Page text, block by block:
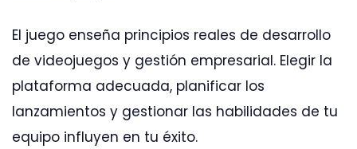
El juego enseña principios reales de desarrollo
de videojuegos y gestión empresarial. Elegir la
plataforma adecuada, planificar los
lanzamientos y gestionar las habilidades de tu
equipo influyen en tu éxito.